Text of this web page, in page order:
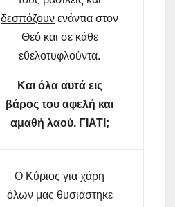
δεσπόζουν ενάντια στον
Θεό και σε κάθε
εθελοτυφλούντα.
Και όλα αυτά εις
βάρος του αφελή και
αμαθή λαού. ΓΙΑΤΙ;
Ο Κύριος για χάρη
όλων μας θυσιάστηκε